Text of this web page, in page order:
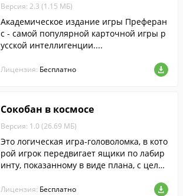
Версия: 2.3 (1.15 МБ)
Академическое издание игры Преферан
с - самой популярной карточной игры р
усской интеллигенции....
Лицензия: Бесплатно
Сокобан в космосе
Версия: 1.0 (26.69 МБ)
Это логическая игра-головоломка, в кото
рой игрок передвигает ящики по лабир
инту, показанному в виде плана, с цель
нечные позиции.
Лицензия: Бесплатно